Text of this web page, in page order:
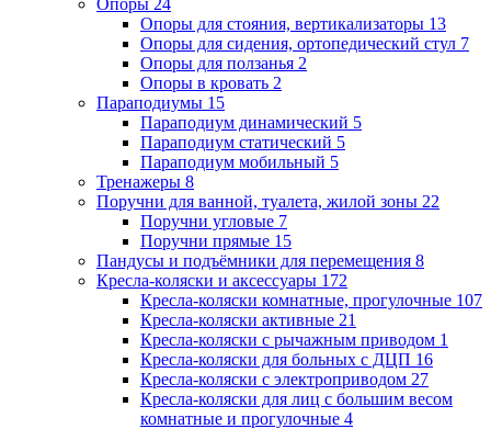
Опоры для стояния, вертикализаторы 13
Опоры для сидения, ортопедический стул 7
Опоры для ползанья 2
Опоры в кровать 2
Параподиумы 15
Параподиум динамический 5
Параподиум статический 5
Параподиум мобильный 5
Тренажеры 8
Поручни для ванной, туалета, жилой зоны 22
Поручни угловые 7
Поручни прямые 15
Пандусы и подъёмники для перемещения 8
Кресла-коляски и аксессуары 172
Кресла-коляски комнатные, прогулочные 107
Кресла-коляски активные 21
Кресла-коляски с рычажным приводом 1
Кресла-коляски для больных с ДЦП 16
Кресла-коляски с электроприводом 27
Кресла-коляски для лиц с большим весом
комнатные и прогулочные 4